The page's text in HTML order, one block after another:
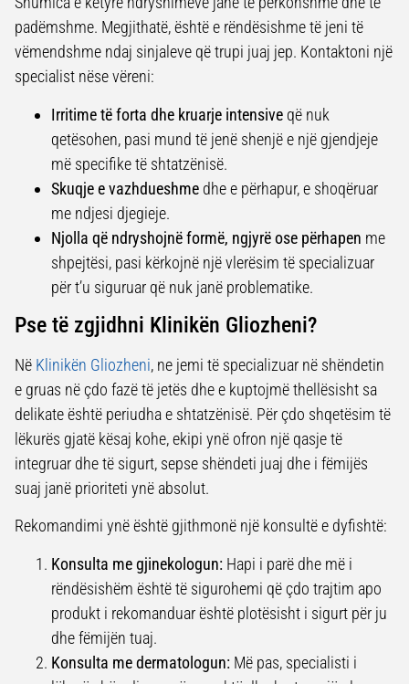
padëmshme. Megjithatë, është e rëndësishme të jeni të
vëmendshme ndaj sinjaleve që trupi juaj jep. Kontaktoni një
specialist nëse vëreni:
Irritime të forta dhe kruarje intensive që nuk
qetësohen, pasi mund të jenë shenjë e një gjendjeje
më specifike të shtatzënisë.
Skuqje e vazhdueshme dhe e përhapur, e shoqëruar
me ndjesi djegieje.
Njolla që ndryshojnë formë, ngjyrë ose përhapen me
shpejtësi, pasi kërkojnë një vlerësim të specializuar
për t’u siguruar që nuk janë problematike.
Pse të zgjidhni Klinikën Gliozheni?
Në Klinikën Gliozheni, ne jemi të specializuar në shëndetin
e gruas në çdo fazë të jetës dhe e kuptojmë thellësisht sa
delikate është periudha e shtatzënisë. Për çdo shqetësim të
lëkurës gjatë kësaj kohe, ekipi ynë ofron një qasje të
integruar dhe të sigurt, sepse shëndeti juaj dhe i fëmijës
suaj janë prioriteti ynë absolut.
Rekomandimi ynë është gjithmonë një konsultë e dyfishtë:
Konsulta me gjinekologun: Hapi i parë dhe më i
rëndësishëm është të sigurohemi që çdo trajtim apo
produkt i rekomanduar është plotësisht i sigurt për ju
dhe fëmijën tuaj.
Konsulta me dermatologun: Më pas, specialisti i